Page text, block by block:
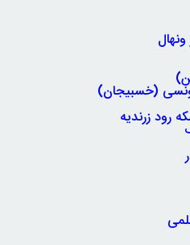
(خسبیجان)
رود زرندیه